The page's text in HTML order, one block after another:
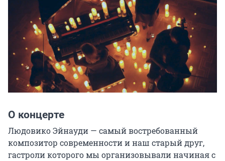
О концерте
Людовико Эйнауди — самый востребованный
композитор современности и наш старый друг,
гастроли которого мы организовывали начиная с